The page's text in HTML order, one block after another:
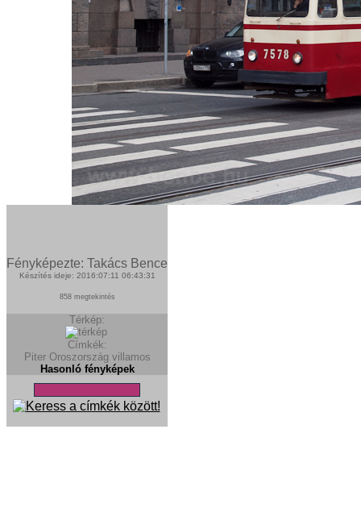
Fényképezte: Takács Bence
Készítés ideje: 2016:07:11 06:43:31
858 megtekintés
Térkép:
Címkék:
Piter Oroszország villamos
Hasonló fényképek